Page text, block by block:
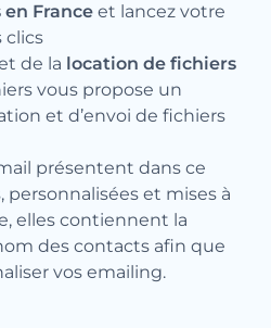
en France et lancez votre
clics
de la location de fichiers
vous propose un
et d’envoi de fichiers
présentent dans ce
et mises à
elles contiennent la
des contacts afin que
vos emailing.